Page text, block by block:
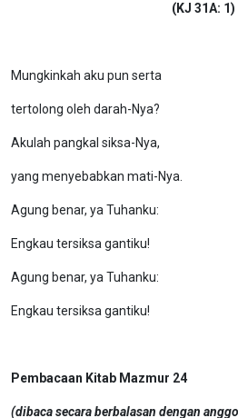
(KJ 31A: 1)
Mungkinkah aku pun serta
tertolong oleh darah-Nya?
Akulah pangkal siksa-Nya,
yang menyebabkan mati-Nya.
Agung benar, ya Tuhanku:
Engkau tersiksa gantiku!
Agung benar, ya Tuhanku:
Engkau tersiksa gantiku!
Pembacaan Kitab Mazmur 24
(dibaca secara berbalasan dengan